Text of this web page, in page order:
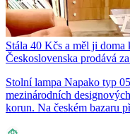
Stála 40 Kčs a měl ji doma
Československa prodává
Stolní lampa Napako typ
mezinárodních
korun. Na českém bazaru